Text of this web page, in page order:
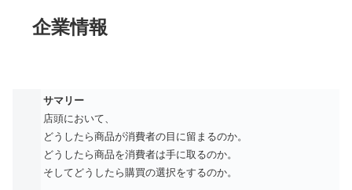
企業情報
サマリー
店頭において、
どうしたら商品が消費者の目に留まるのか。
どうしたら商品を消費者は手に取るのか。
そしてどうしたら購買の選択をするのか。